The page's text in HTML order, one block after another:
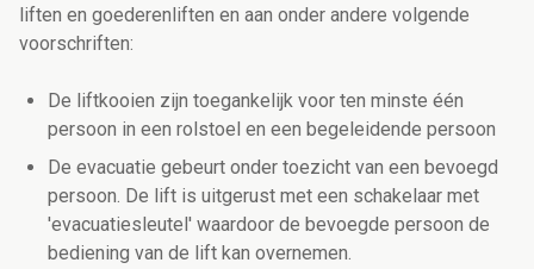
liften en goederenliften en aan onder andere volgende
voorschriften:
De liftkooien zijn toegankelijk voor ten minste één
persoon in een rolstoel en een begeleidende persoon
De evacuatie gebeurt onder toezicht van een bevoegd
persoon. De lift is uitgerust met een schakelaar met
'evacuatiesleutel' waardoor de bevoegde persoon de
bediening van de lift kan overnemen.